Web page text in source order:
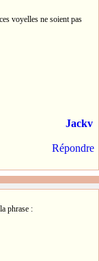
voyelles ne soient pas
Jackv
Répondre
phrase :